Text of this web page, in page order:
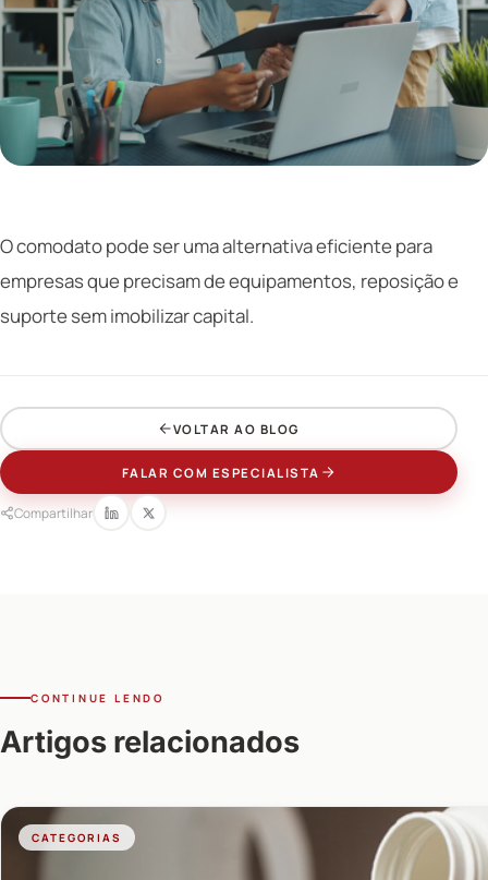
O comodato pode ser uma alternativa eficiente para
empresas que precisam de equipamentos, reposição e
suporte sem imobilizar capital.
VOLTAR AO BLOG
FALAR COM ESPECIALISTA
Compartilhar
CONTINUE LENDO
Artigos relacionados
CATEGORIAS